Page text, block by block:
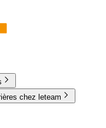
chez leteam